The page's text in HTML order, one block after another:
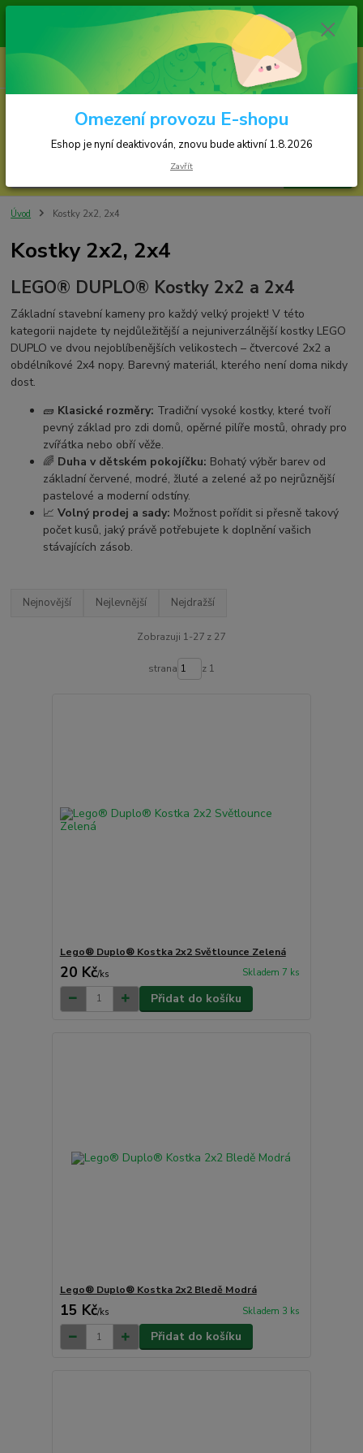
jsou odesílány v pondělí, středu a ve čtvrtek!
Eshop je nyní deaktivován, znovu bude spuštěn 1.8.2026!!!
za 0,00 Kč
Úvod Kostky 2x2, 2x4
Kostky 2x2, 2x4
LEGO® DUPLO® Kostky 2x2 a 2x4
Základní stavební kameny pro každý velký projekt! V této
kategorii najdete ty nejdůležitější a nejuniverzálnější kostky LEGO
DUPLO ve dvou nejoblíbenějších velikostech – čtvercové 2x2 a
obdélníkové 2x4 nopy. Barevný materiál, kterého není doma nikdy
dost.
🧱 Klasické rozměry: Tradiční vysoké kostky, které tvoří
pevný základ pro zdi domů, opěrné pilíře mostů, ohrady pro
zvířátka nebo obří věže.
🌈 Duha v dětském pokojíčku: Bohatý výběr barev od
základní červené, modré, žluté a zelené až po nejrůznější
pastelové a moderní odstíny.
📈Volný prodej a sady: Možnost pořídit si přesně takový
počet kusů, jaký právě potřebujete k doplnění vašich
stávajících zásob.
Nejnovější Nejlevnější Nejdražší
Zobrazuji 1-27 z 27
strana z 1
Lego® Duplo® Kostka 2x2 Světlounce Zelená
20 Kč/ks Skladem 7 ks
Přidat do košíku
Lego® Duplo® Kostka 2x2 Bledě Modrá
15 Kč/ks Skladem 3 ks
Přidat do košíku
Omezení provozu E-shopu
Eshop je nyní deaktivován, znovu bude aktivní 1.8.2026
Zavřít